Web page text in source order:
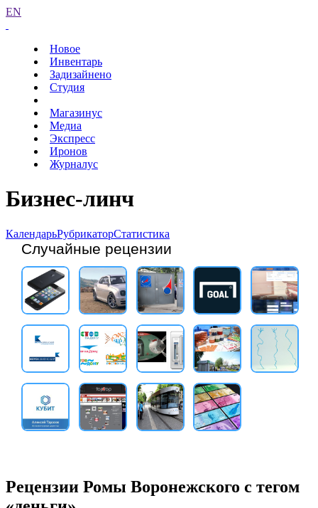
EN
Новое
Инвентарь
Задизайнено
Студия
Магазинус
Медиа
Экспресс
Иронов
Журналус
Бизнес-линч
КалендарьРубрикаторСтатистика
Случайные рецензии
Рецензии Ромы Воронежского с тегом